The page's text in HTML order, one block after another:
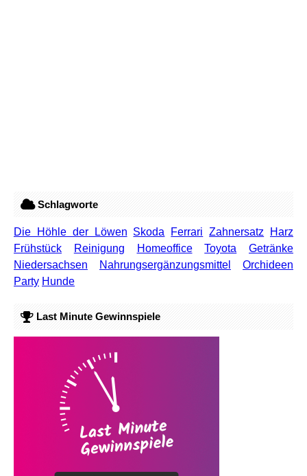
Schlagworte
Die Höhle der Löwen Skoda Ferrari Zahnersatz
Harz
Frühstück
Reinigung Homeoffice Toyota
Getränke
Niedersachsen
Nahrungsergänzungsmittel
Orchideen
Party Hunde
Last Minute Gewinnspiele